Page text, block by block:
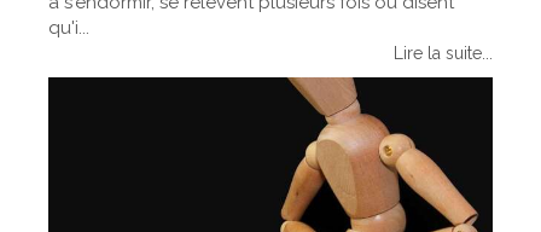
qu'i...
Lire la suite...